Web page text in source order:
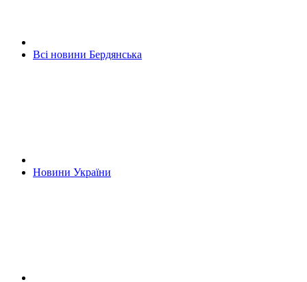
Всі новини Бердянська
Новини України